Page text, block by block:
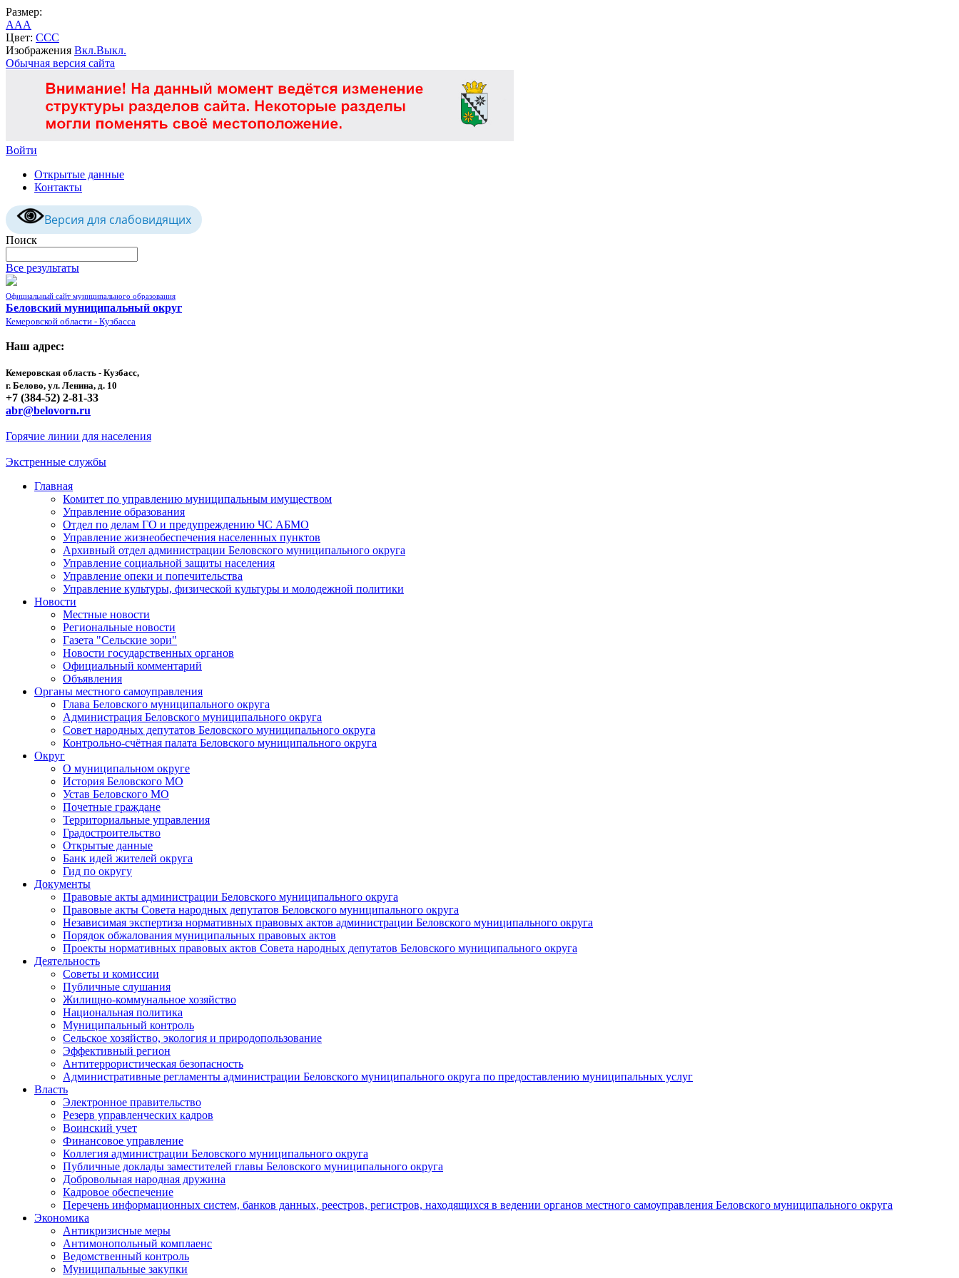
Размер:
AAA
Цвет: CCC
Изображения Вкл.Выкл.
Обычная версия сайта
Войти
Открытые данные
Контакты
Версия для слабовидящих
Поиск
Все результаты
Официальный сайт муниципального образования
Беловский муниципальный округ
Кемеровской области - Кузбасса
Наш адрес:
Кемеровская область - Кузбасс,
г. Белово, ул. Ленина, д. 10
+7 (384-52) 2-81-33
abr@belovorn.ru
Горячие линии для населения
Экстренные службы
Главная
Комитет по управлению муниципальным имуществом
Управление образования
Отдел по делам ГО и предупреждению ЧС АБМО
Управление жизнеобеспечения населенных пунктов
Архивный отдел администрации Беловского муниципального округа
Управление социальной защиты населения
Управление опеки и попечительства
Управление культуры, физической культуры и молодежной политики
Новости
Местные новости
Региональные новости
Газета "Сельские зори"
Новости государственных органов
Официальный комментарий
Объявления
Органы местного самоуправления
Глава Беловского муниципального округа
Администрация Беловского муниципального округа
Совет народных депутатов Беловского муниципального округа
Контрольно-счётная палата Беловского муниципального округа
Округ
О муниципальном округе
История Беловского МО
Устав Беловского МО
Почетные граждане
Территориальные управления
Градостроительство
Открытые данные
Банк идей жителей округа
Гид по округу
Документы
Правовые акты администрации Беловского муниципального округа
Правовые акты Совета народных депутатов Беловского муниципального округа
Независимая экспертиза нормативных правовых актов администрации Беловского муниципального округа
Порядок обжалования муниципальных правовых актов
Проекты нормативных правовых актов Совета народных депутатов Беловского муниципального округа
Деятельность
Советы и комиссии
Публичные слушания
Жилищно-коммунальное хозяйство
Национальная политика
Муниципальный контроль
Сельское хозяйство, экология и природопользование
Эффективный регион
Антитеррористическая безопасность
Административные регламенты администрации Беловского муниципального округа по предоставлению муниципальных услуг
Власть
Электронное правительство
Резерв управленческих кадров
Воинский учет
Финансовое управление
Коллегия администрации Беловского муниципального округа
Публичные доклады заместителей главы Беловского муниципального округа
Добровольная народная дружина
Кадровое обеспечение
Перечень информационных систем, банков данных, реестров, регистров, находящихся в ведении органов местного самоуправления Беловского муниципального округа
Экономика
Антикризисные меры
Антимонопольный комплаенс
Ведомственный контроль
Муниципальные закупки